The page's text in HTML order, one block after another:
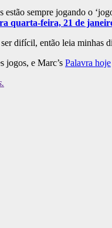
sempre jogando o
quarta-feira, 21 de
difícil, então leia minhas
jogos, e Marc’s Palavra hoje